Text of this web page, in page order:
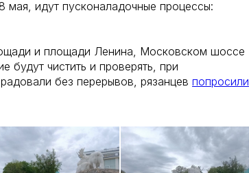
мая, идут пусконаладочные процессы:
и площади Ленина, Московском шоссе
будут чистить и проверять, при
без перерывов, рязанцев попросили